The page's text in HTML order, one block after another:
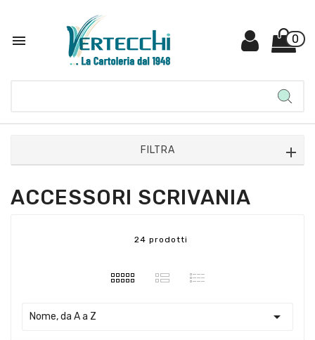
 0
FILTRA
ACCESSORI SCRIVANIA
24 prodotti
Nome, da A a Z 